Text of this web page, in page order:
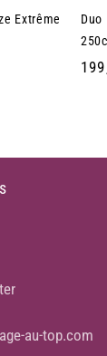
Extrême
Duo
Prix
au-top.com